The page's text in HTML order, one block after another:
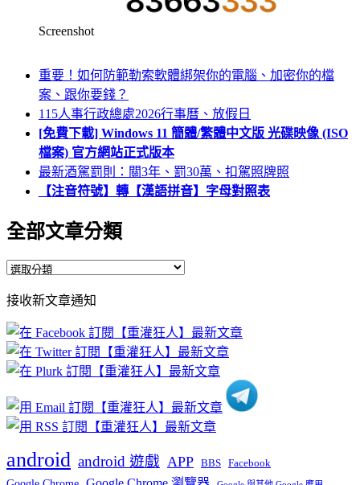
Screenshot
重要！如何防範勒索軟體綁架你的電腦、加密你的檔
案、跟你要錢？
115人事行政總處2026行事曆、放假日
[免費下載] Windows 11 簡體/繁體中文版 光碟映像 (ISO
檔案) 官方網站正式版本
最新酒駕罰則：關3年、罰30萬、扣駕照牌照
【注音符號】轉【漢語拼音】字母對照表
全部文章分類
全
文
章
分
類
接收新文章通知
android android 遊戲 APP BBS Facebook